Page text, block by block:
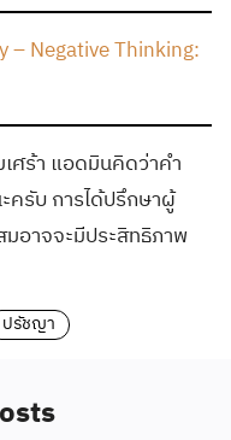
– Negative Thinking:
ศร้า แอดมินคิดว่าคำ
ครับ การได้ปรึกษาผู้
อาจจะมีประสิทธิภาพ
ปรัชญา